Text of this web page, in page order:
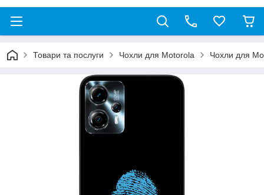
Товари та послуги Чохли для Motorola Чохли для